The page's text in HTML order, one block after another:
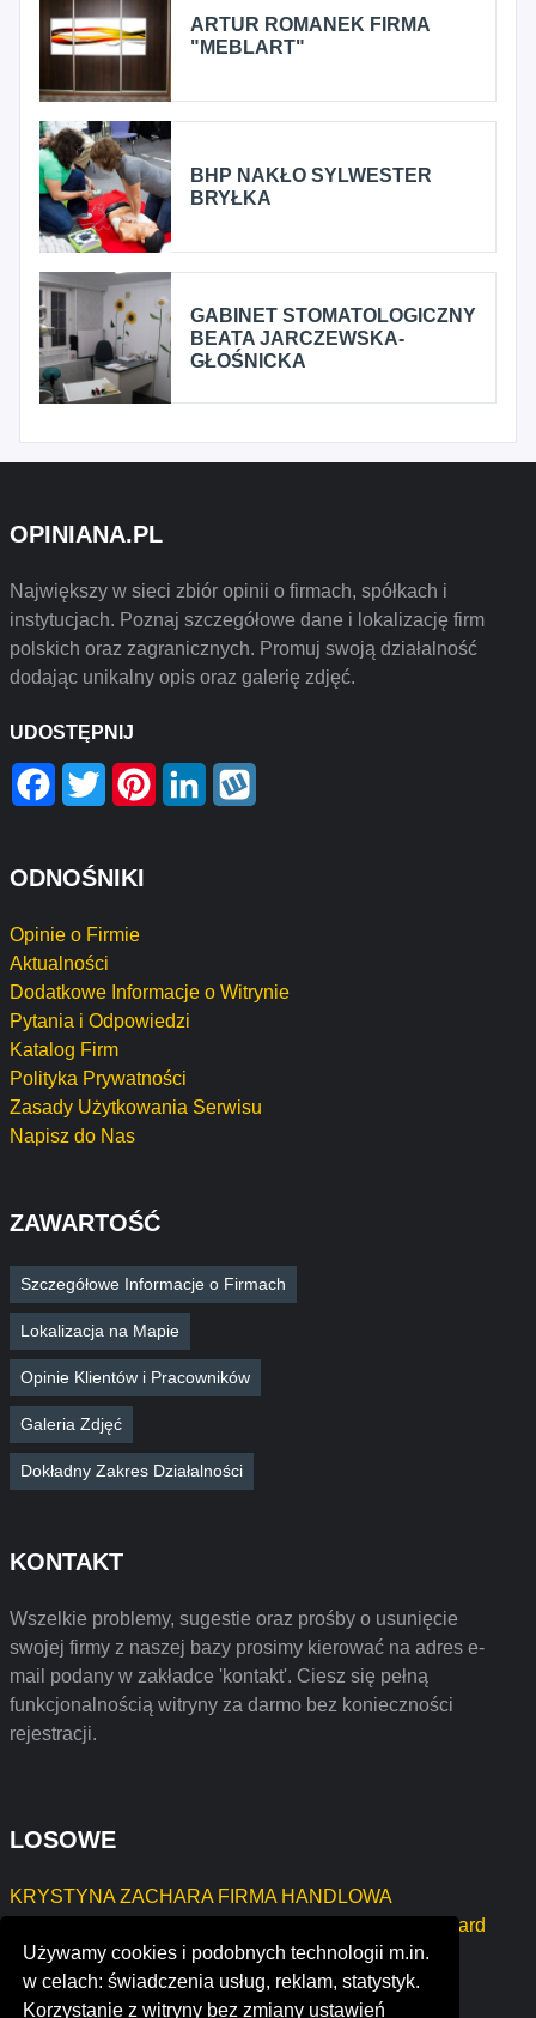
Używamy cookies i podobnych technologii m.in.
w celach: świadczenia usług, reklam, statystyk.
Korzystanie z witryny bez zmiany ustawień
ARTUR ROMANEK FIRMA
"MEBLART"
BHP NAKŁO SYLWESTER
BRYŁKA
GABINET STOMATOLOGICZNY
BEATA JARCZEWSKA-
GŁOŚNICKA
OPINIANA.PL
Największy w sieci zbiór opinii o firmach, spółkach i
instytucjach. Poznaj szczegółowe dane i lokalizację firm
polskich oraz zagranicznych. Promuj swoją działalność
dodając unikalny opis oraz galerię zdjęć.
UDOSTĘPNIJ
Facebook
Twitter PinterestLinkedIn
ODNOŚNIKI
Opinie o Firmie
Aktualności
Dodatkowe Informacje o Witrynie
Pytania i Odpowiedzi
Katalog Firm
Polityka Prywatności
Zasady Użytkowania Serwisu
Napisz do Nas
ZAWARTOŚĆ
Szczegółowe Informacje o Firmach
Lokalizacja na Mapie
Opinie Klientów i Pracowników
Galeria Zdjęć
Dokładny Zakres Działalności
KONTAKT
Wszelkie problemy, sugestie oraz prośby o usunięcie
swojej firmy z naszej bazy prosimy kierować na adres e-
mail podany w zakładce 'kontakt'. Ciesz się pełną
funkcjonalnością witryny za darmo bez konieczności
rejestracji.
LOSOWE
KRYSTYNA ZACHARA FIRMA HANDLOWA
Handel obwoźny hurtowy i detaliczny Michalski Ryszard
Marzena Dopierała - Sklep Ogólnospożywczy
daubney limited
ninety five south, inc.